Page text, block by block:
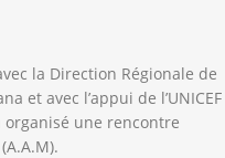
la Direction Régionale de
et avec l’appui de l’UNICEF
organisé une rencontre